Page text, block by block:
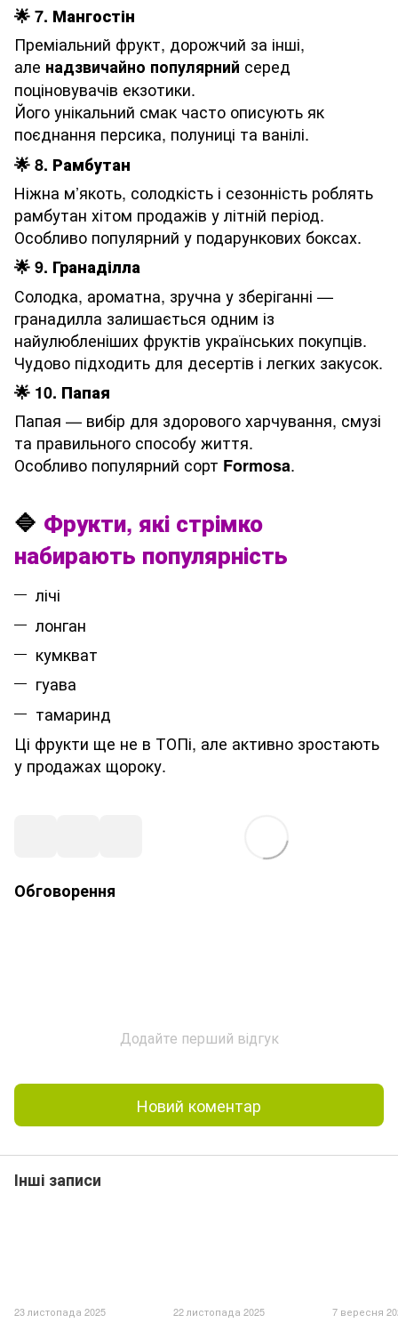
🌟7. Мангостін
Преміальний фрукт, дорожчий за інші,
але надзвичайно популярний серед
поціновувачів екзотики.
Його унікальний смак часто описують як
поєднання персика, полуниці та ванілі.
🌟8. Рамбутан
Ніжна м’якоть, солодкість і сезонність роблять
рамбутан хітом продажів у літній період.
Особливо популярний у подарункових боксах.
🌟9. Гранаділла
Солодка, ароматна, зручна у зберіганні —
гранадилла залишається одним із
найулюбленіших фруктів українських покупців.
Чудово підходить для десертів і легких закусок.
🌟 10. Папая
Папая — вибір для здорового харчування, смузі
та правильного способу життя.
Особливо популярний сорт Formosa.
🔷 Фрукти, які стрімко
набирають популярність
лічі
лонган
кумкват
гуава
тамаринд
Ці фрукти ще не в ТОПі, але активно зростають
у продажах щороку.
Обговорення
Додайте перший відгук
Новий коментар
Інші записи
23 листопада 2025 22 листопада 2025 7 вересня